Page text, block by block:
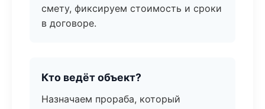
смету, фиксируем стоимость и сроки
в договоре.
Кто ведёт объект?
Назначаем прораба, который